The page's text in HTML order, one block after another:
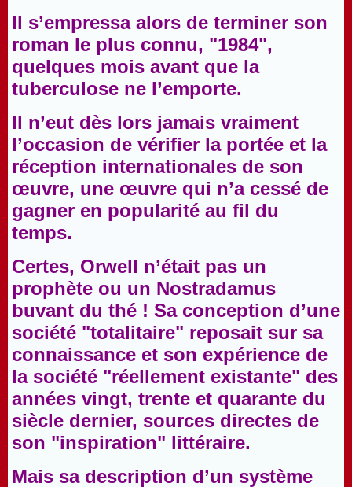
Il s’empressa alors de terminer son
roman le plus connu, "1984",
quelques mois avant que la
tuberculose ne l’emporte.
Il n’eut dès lors jamais vraiment
l’occasion de vérifier la portée et la
réception internationales de son
œuvre, une œuvre qui n’a cessé de
gagner en popularité au fil du
temps.
Certes, Orwell n’était pas un
prophète ou un Nostradamus
buvant du thé ! Sa conception d’une
société "totalitaire" reposait sur sa
connaissance et son expérience de
la société "réellement existante" des
années vingt, trente et quarante du
siècle dernier, sources directes de
son "inspiration" littéraire.
Mais sa description d’un système